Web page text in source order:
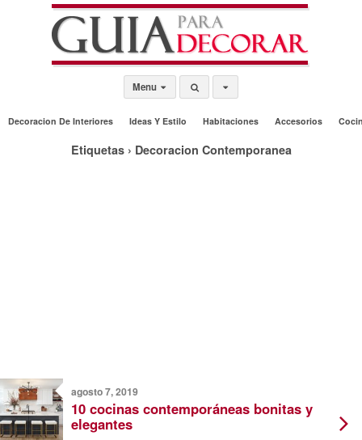
Menu
Decoracion De Interiores Ideas Y Estilo Habitaciones Accesorios
Etiquetas › Decoracion Contemporanea
agosto 7, 2019
10 cocinas contemporáneas bonitas y
elegantes